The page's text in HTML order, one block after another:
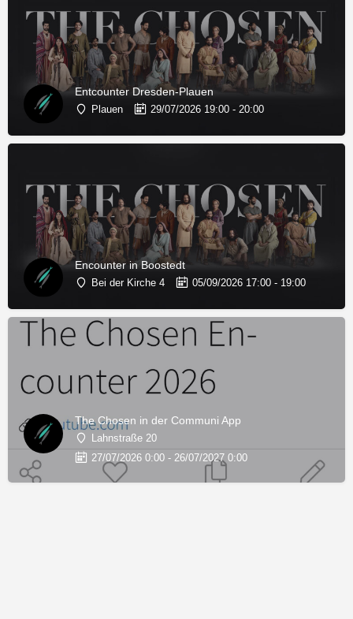
Entcounter Dresden-Plauen
Plauen 29/07/2026 19:00 - 20:00
Encounter in Boostedt
Bei der Kirche 4 05/09/2026 17:00 - 19:00
The Chosen in der Communi App
Lahnstraße 20
27/07/2026 0:00 - 26/07/2027 0:00